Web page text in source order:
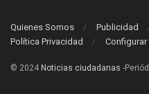
Quienes Somos Publicidad
Política Privacidad
© 2024 Noticias ciudadanas -